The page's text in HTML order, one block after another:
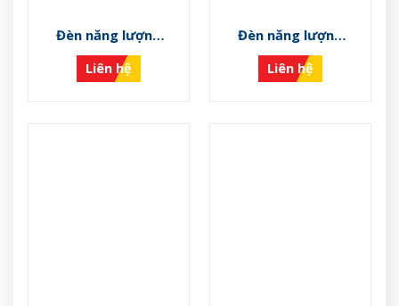
Đèn năng lượng
mặt trời VS-NLMT-
K
Liên hệ
Đèn năng lượng
mặt trời VS-NLMT-I
Liên hệ